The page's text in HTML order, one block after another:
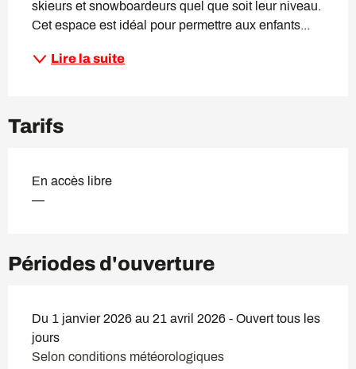
skieurs et snowboardeurs quel que soit leur niveau.
Cet espace est idéal pour permettre aux enfants...
Lire la suite
Tarifs
En accès libre
—
Périodes d'ouverture
Du 1 janvier 2026 au 21 avril 2026 - Ouvert tous les
jours
Selon conditions météorologiques